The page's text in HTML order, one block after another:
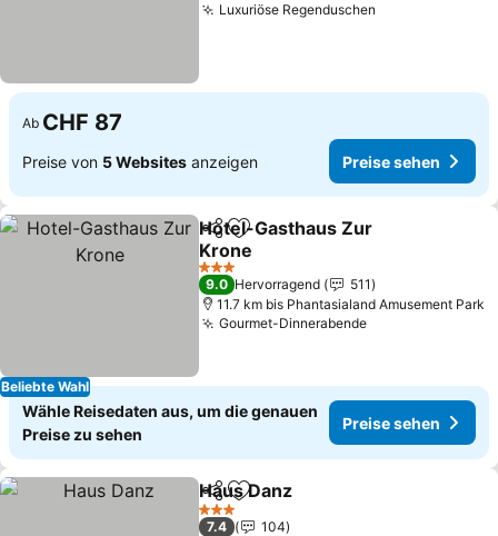
Luxuriöse Regenduschen
Ab CHF 87
Preise von 5 Websites anzeigen Preise sehen
Beliebte Wahl
TeilenZu Favoriten hinzufügen
Hotel-Gasthaus Zur
Krone
3 Sterne
9.0 Hervorragend
511
11.7 km bis Phantasialand Amusement Park
Gourmet-Dinnerabende
Wähle Reisedaten aus, um die genauen
Preise zu sehen
Preise sehen
TeilenZu Favoriten hinzufügen
Haus Danz
3 Sterne
7.4
104